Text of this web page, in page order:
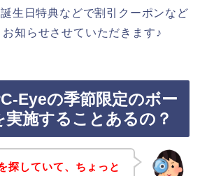
生日特典などで割引クーポンなど
知らせさせていただきます♪
Eyeの季節限定のボー
施することあるの？
探していて、ちょっと